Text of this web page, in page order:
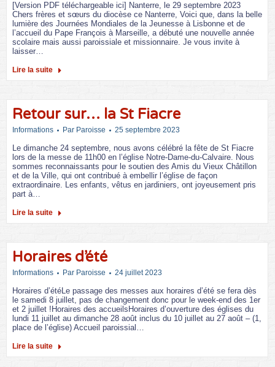
[Version PDF téléchargeable ici] Nanterre, le 29 septembre 2023
Chers frères et sœurs du diocèse ce Nanterre, Voici que, dans la belle
lumière des Journées Mondiales de la Jeunesse à Lisbonne et de
l’accueil du Pape François à Marseille, a débuté une nouvelle année
scolaire mais aussi paroissiale et missionnaire. Je vous invite à
laisser…
Lire la suite
Retour sur… la St Fiacre
Informations Par Paroisse 25 septembre 2023
Le dimanche 24 septembre, nous avons célébré la fête de St Fiacre
lors de la messe de 11h00 en l’église Notre-Dame-du-Calvaire. Nous
sommes reconnaissants pour le soutien des Amis du Vieux Châtillon
et de la Ville, qui ont contribué à embellir l’église de façon
extraordinaire. Les enfants, vêtus en jardiniers, ont joyeusement pris
part à…
Lire la suite
Horaires d’été
Informations Par Paroisse 24 juillet 2023
Horaires d’étéLe passage des messes aux horaires d’été se fera dès
le samedi 8 juillet, pas de changement donc pour le week-end des 1er
et 2 juillet !Horaires des accueilsHoraires d’ouverture des églises du
lundi 11 juillet au dimanche 28 août inclus du 10 juillet au 27 août – (1,
place de l’église) Accueil paroissial…
Lire la suite